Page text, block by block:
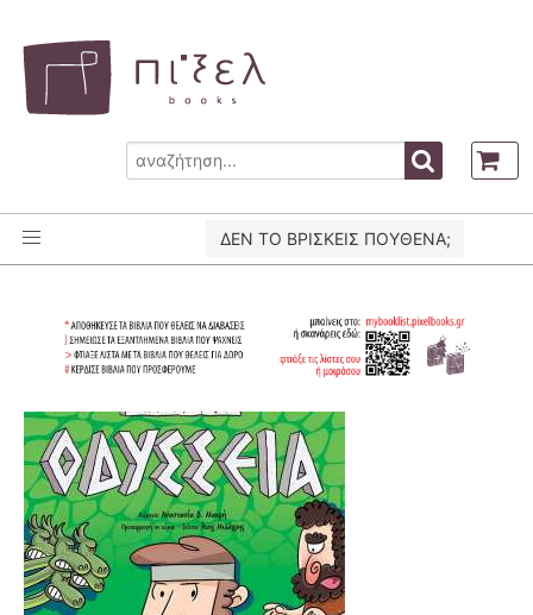
ΔΕΝ ΤΟ ΒΡΙΣΚΕΙΣ ΠΟΥΘΕΝΑ;